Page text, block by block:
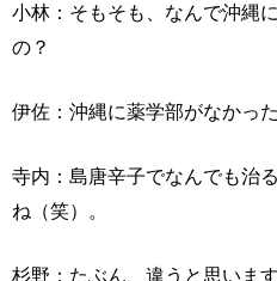
小林：そもそも、なんで沖縄
の？
伊佐：沖縄に薬学部がなかった
寺内：島唐辛子でなんでも治
ね（笑）。
杉野：たぶん、違うと思います